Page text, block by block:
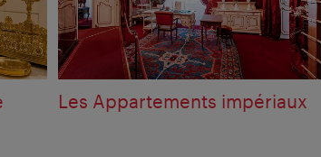
Les Appartements impériaux